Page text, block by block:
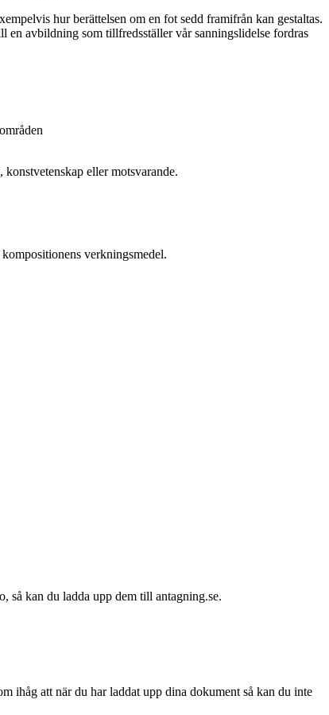
hur berättelsen om en fot sedd framifrån kan gestaltas.
en avbildning som tillfredsställer vår sanningslidelse fordras
eller motsvarande.
verkningsmedel.
så kan du ladda upp dem till antagning.se.
ihåg att när du har laddat upp dina dokument så kan du inte